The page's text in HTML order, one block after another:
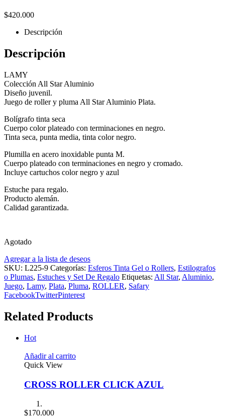
$420.000
Descripción
Descripción
LAMY
Colección All Star Aluminio
Diseño juvenil.
Juego de roller y pluma All Star Aluminio Plata.
Bolígrafo tinta seca
Cuerpo color plateado con terminaciones en negro.
Tinta seca, punta media, tinta color negro.
Plumilla en acero inoxidable punta M.
Cuerpo plateado con terminaciones en negro y cromado.
Incluye cartuchos color negro y azul
Estuche para regalo.
Producto alemán.
Calidad garantizada.
Agotado
Agregar a la lista de deseos
SKU: L225-9 Categorías: Esferos Tinta Gel o Rollers, Estilografos
o Plumas, Estuches y Set De Regalo Etiquetas: All Star, Aluminio,
Juego, Lamy, Plata, Pluma, ROLLER, Safary
FacebookTwitterPinterest
Related Products
Hot
Añadir al carrito
Quick View
CROSS ROLLER CLICK AZUL
$170.000